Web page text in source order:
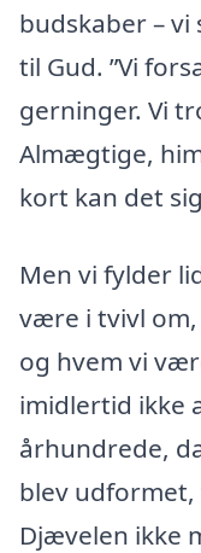
budskaber –
til Gud. ”Vi
gerninger. Vi
Almægtige,
kort kan det
Men vi fylder
være i tvivl
og hvem vi
imidlertid ikke
århundrede,
blev
Djævelen ikke